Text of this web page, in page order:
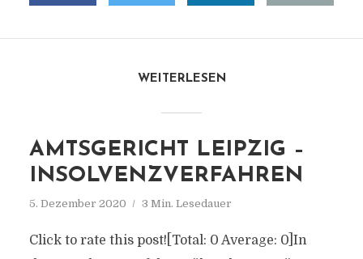
WEITERLESEN
AMTSGERICHT LEIPZIG –
INSOLVENZVERFAHREN
5. Dezember 2020 3 Min. Lesedauer
Click to rate this post![Total: 0 Average: 0]In